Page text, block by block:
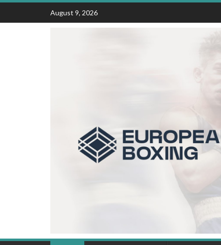
Skip
content
August 9, 2026